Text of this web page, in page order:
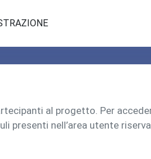
al progetto. Per
nell’area utente